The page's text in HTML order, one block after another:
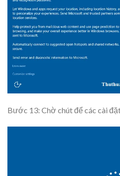
Bước 13: Chờ chút để các cài